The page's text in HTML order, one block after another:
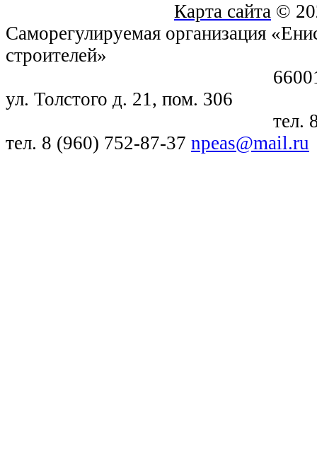
Карта сайта ©
Саморегулируемая организация
строителей»
660018, г.
ул. Толстого д. 21, пом. 306
тел. 8 (391)
тел. 8 (960) 752-87-37 npeas@mail.ru